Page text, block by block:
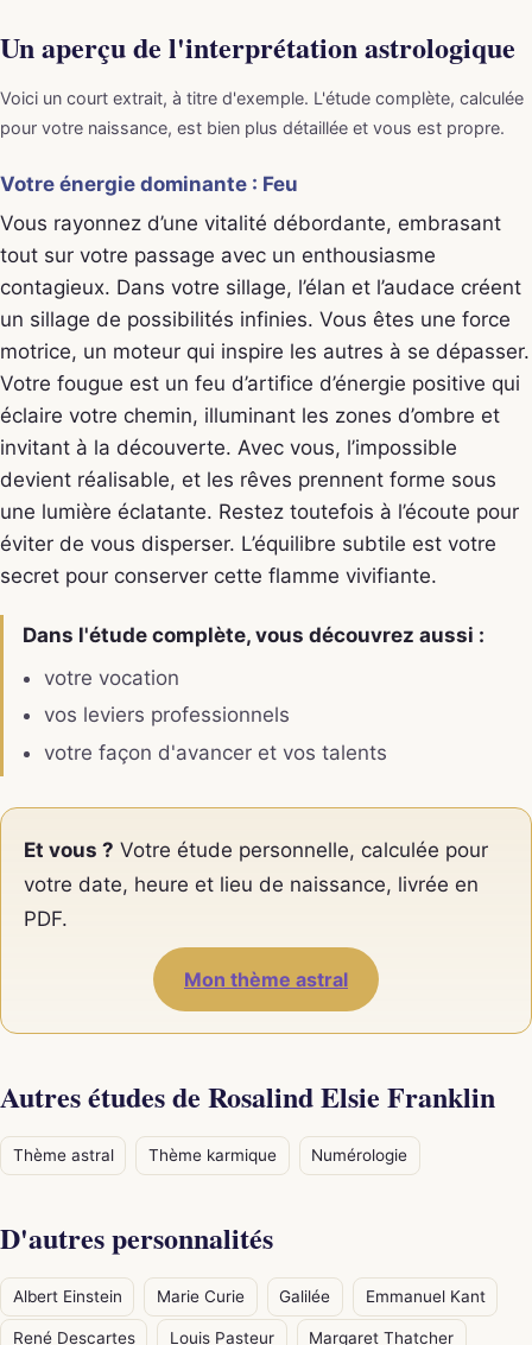
Un aperçu de l'interprétation astrologique
Voici un court extrait, à titre d'exemple. L'étude complète, calculée
pour votre naissance, est bien plus détaillée et vous est propre.
Votre énergie dominante : Feu
Vous rayonnez d’une vitalité débordante, embrasant
tout sur votre passage avec un enthousiasme
contagieux. Dans votre sillage, l’élan et l’audace créent
un sillage de possibilités infinies. Vous êtes une force
motrice, un moteur qui inspire les autres à se dépasser.
Votre fougue est un feu d’artifice d’énergie positive qui
éclaire votre chemin, illuminant les zones d’ombre et
invitant à la découverte. Avec vous, l’impossible
devient réalisable, et les rêves prennent forme sous
une lumière éclatante. Restez toutefois à l’écoute pour
éviter de vous disperser. L’équilibre subtile est votre
secret pour conserver cette flamme vivifiante.
Dans l'étude complète, vous découvrez aussi :
votre vocation
vos leviers professionnels
votre façon d'avancer et vos talents
Et vous ? Votre étude personnelle, calculée pour
votre date, heure et lieu de naissance, livrée en
PDF.
Mon thème astral
Autres études de Rosalind Elsie Franklin
Thème astral Thème karmique Numérologie
D'autres personnalités
Albert Einstein Marie Curie Galilée Emmanuel Kant
René Descartes Louis Pasteur Margaret Thatcher